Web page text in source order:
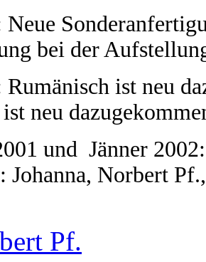
Neue
bei der
Rumänisch ist neu
neu
und Jänner
Johanna, Norbert
Pf.